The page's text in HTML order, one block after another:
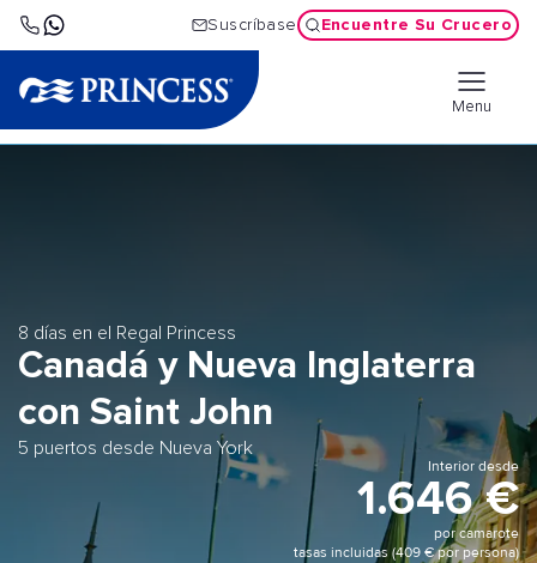
Suscríbase Encuentre Su Crucero
Menu
8 días en el Regal Princess
Canadá y Nueva Inglaterra
con Saint John
5 puertos desde Nueva York
Interior desde
1.646 €
por camarote
tasas incluidas (409 € por persona)